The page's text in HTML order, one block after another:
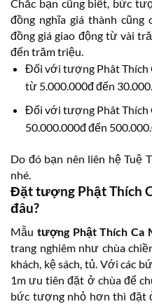
Chắc bạn cũng biết, bức
đồng nghĩa giá thành cũng
đồng giá giao động từ vài
đến trăm triệu.
Đối với tượng Phât Thích
từ 5.000.000đ đến
Đối với tượng Phât Thích
50.000.000đ đến
Do đó bạn nên liên hệ Tuệ
nhé.
Đặt tượng Phật Thích
đâu?
Mẫu tượng Phật Thích Ca
trang nghiêm như chùa
khách, kệ sách, tủ. Với các
1m ưu tiên đặt ở chùa để
bức tượng nhỏ hơn thì đặt